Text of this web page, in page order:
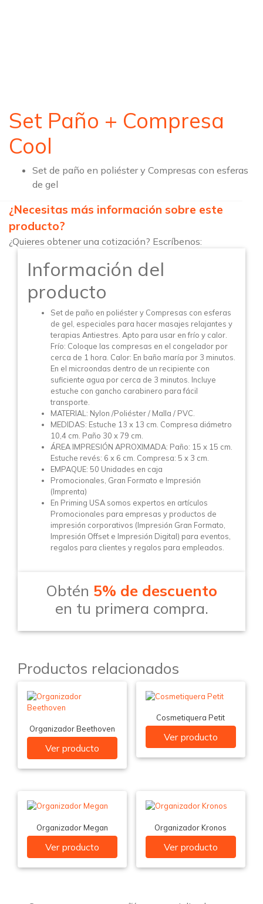
Set Paño + Compresa
Cool
Set de paño en poliéster y Compresas con esferas
de gel
¿Necesitas más información sobre este
producto?
¿Quieres obtener una cotización? Escríbenos:
Información del
producto
Set de paño en poliéster y Compresas con esferas
de gel, especiales para hacer masajes relajantes y
terapias Antiestres. Apto para usar en frío y calor.
Frío: Coloque las compresas en el congelador por
cerca de 1 hora. Calor: En baño maría por 3 minutos.
En el microondas dentro de un recipiente con
suficiente agua por cerca de 3 minutos. Incluye
estuche con gancho carabinero para fácil
transporte.
MATERIAL: Nylon /Poliéster / Malla / PVC.
MEDIDAS: Estuche 13 x 13 cm. Compresa diámetro
10,4 cm. Paño 30 x 79 cm.
ÁREA IMPRESIÓN APROXIMADA: Paño: 15 x 15 cm.
Estuche revés: 6 x 6 cm. Compresa: 5 x 3 cm.
EMPAQUE: 50 Unidades en caja
Promocionales, Gran Formato e Impresión
(Imprenta)
En Priming USA somos expertos en artículos
Promocionales para empresas y productos de
impresión corporativos (Impresión Gran Formato,
Impresión Offset e Impresión Digital) para eventos,
regalos para clientes y regalos para empleados.
Obtén 5% de descuento
en tu primera compra.
Productos relacionados
Organizador Beethoven
Ver producto
Cosmetiquera Petit
Ver producto
Organizador Megan
Ver producto
Organizador Kronos
Ver producto